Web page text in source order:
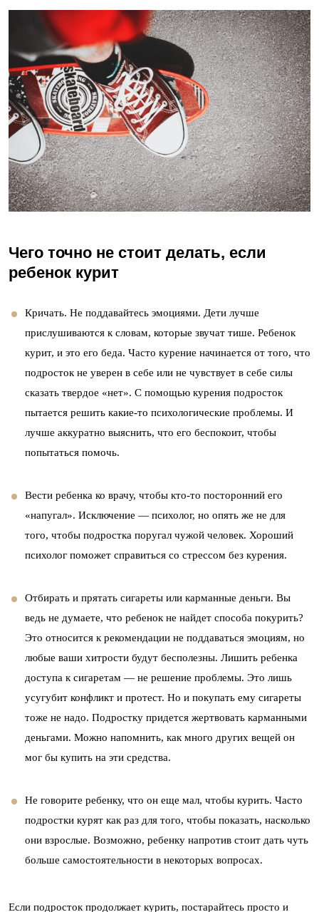
Чего точно не стоит делать, если
ребенок курит
Кричать. Не поддавайтесь эмоциями. Дети лучше
прислушиваются к словам, которые звучат тише. Ребенок
курит, и это его беда. Часто курение начинается от того, что
подросток не уверен в себе или не чувствует в себе силы
сказать твердое «нет». С помощью курения подросток
пытается решить какие-то психологические проблемы. И
лучше аккуратно выяснить, что его беспокоит, чтобы
попытаться помочь.
Вести ребенка ко врачу, чтобы кто-то посторонний его
«напугал». Исключение — психолог, но опять же не для
того, чтобы подростка поругал чужой человек. Хороший
психолог поможет справиться со стрессом без курения.
Отбирать и прятать сигареты или карманные деньги. Вы
ведь не думаете, что ребенок не найдет способа покурить?
Это относится к рекомендации не поддаваться эмоциям, но
любые ваши хитрости будут бесполезны. Лишить ребенка
доступа к сигаретам — не решение проблемы. Это лишь
усугубит конфликт и протест. Но и покупать ему сигареты
тоже не надо. Подростку придется жертвовать карманными
деньгами. Можно напомнить, как много других вещей он
мог бы купить на эти средства.
Не говорите ребенку, что он еще мал, чтобы курить. Часто
подростки курят как раз для того, чтобы показать, насколько
они взрослые. Возможно, ребенку напротив стоит дать чуть
больше самостоятельности в некоторых вопросах.
Если подросток продолжает курить, постарайтесь просто и